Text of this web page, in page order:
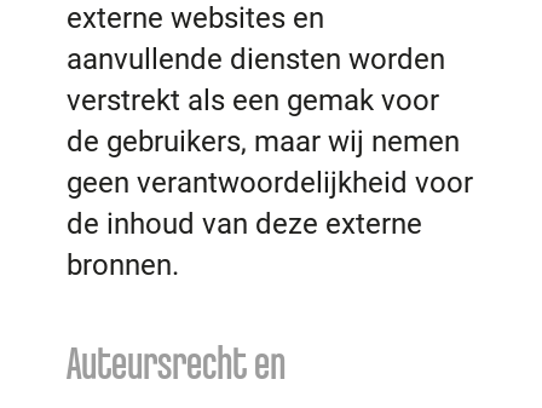
externe websites en
aanvullende diensten worden
verstrekt als een gemak voor
de gebruikers, maar wij nemen
geen verantwoordelijkheid voor
de inhoud van deze externe
bronnen.
Auteursrecht en